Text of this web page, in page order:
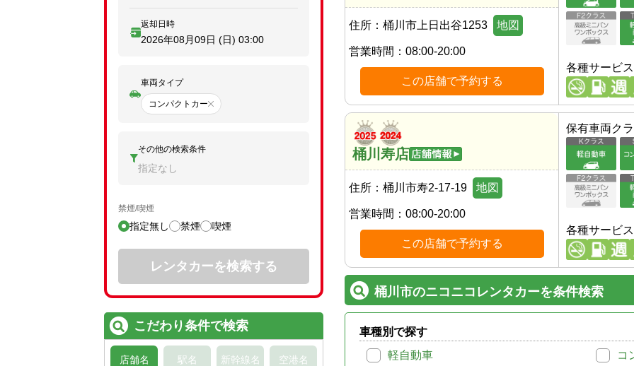
住所： 桶川市上日出谷1253 地図
営業時間： 08:00-20:00
この店舗で予約する
各種サービス
桶川寿店
住所： 桶川市寿2-17-19 地図
営業時間： 08:00-20:00
この店舗で予約する
保有車両ク
各種サービス
桶川市のニコニコレンタカーを条件検索
車種別で探す
軽自動車
コ
返却日時
2026年08月09日 (日) 03:00
車両タイプ
コンパクトカー
その他の検索条件
指定なし
禁煙/喫煙
指定無し 禁煙 喫煙
レンタカーを検索する
こだわり条件で検索
店舗名 駅名 新幹線名 空港名